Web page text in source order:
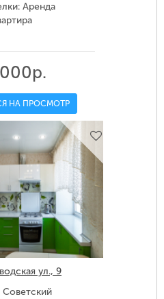
Аренда
НА ПРОСМОТР
ул., 9
Советский